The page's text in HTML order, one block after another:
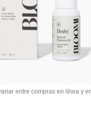
entre compras en línea y